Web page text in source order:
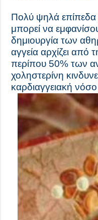
Πολύ ψηλά επίπεδα
μπορεί να
δημιουργία των
αγγεία αρχίζει από
περίπου 50% των
χοληστερίνη
καρδιαγγειακή